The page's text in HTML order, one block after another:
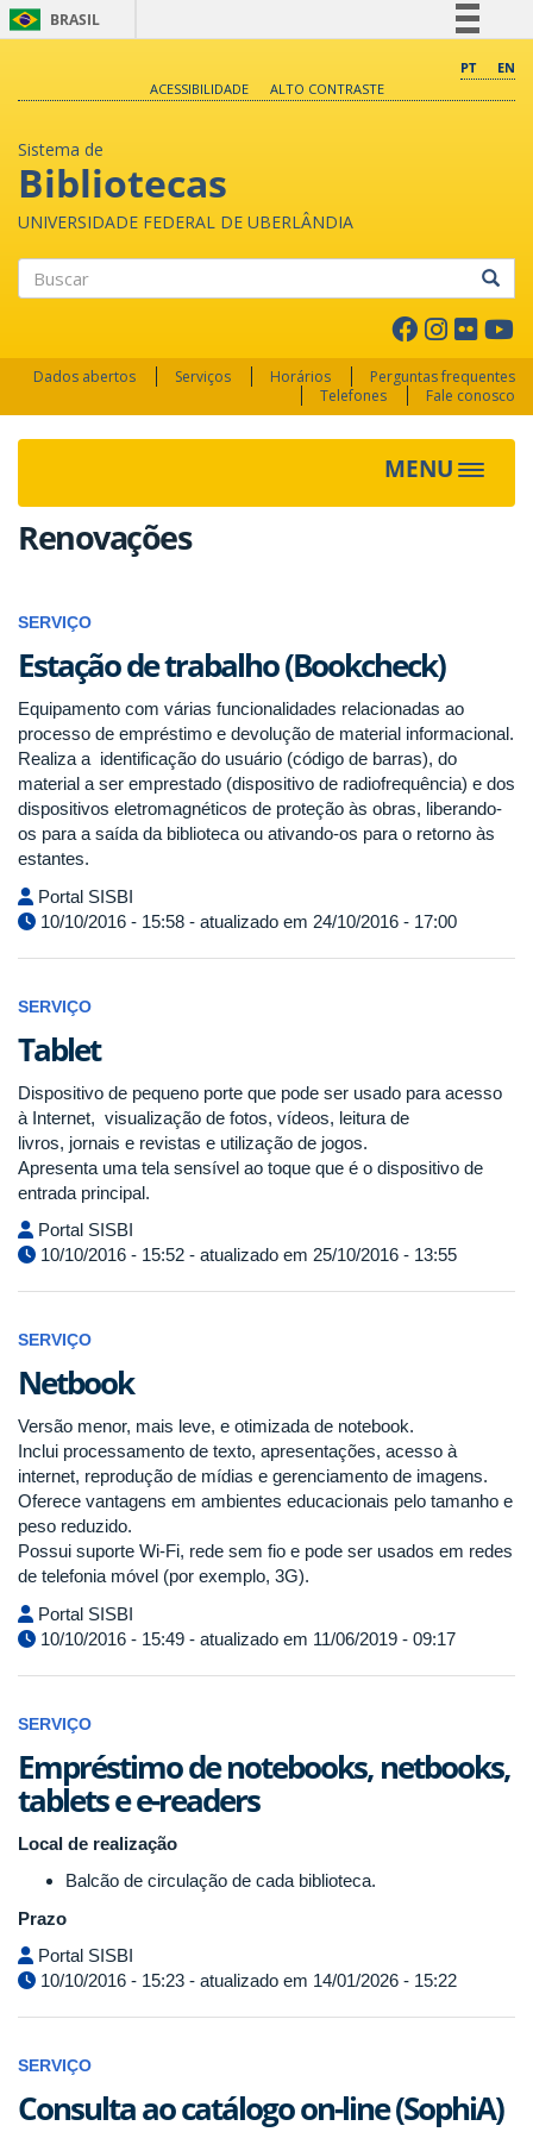
BRASIL
Comunica BR
PT
EN
ACESSIBILIDADE
ALTO CONTRASTE
Sistema de
Bibliotecas
UNIVERSIDADE FEDERAL DE UBERLÂNDIA
Dados abertos Serviços Horários
Perguntas frequentes
Telefones
Fale conosco
MENU Toggle
Renovações
SERVIÇO
Estação de trabalho (Bookcheck)
Equipamento com várias funcionalidades relacionadas ao
processo de empréstimo e devolução de material informacional.
Realiza a identificação do usuário (código de barras), do
material a ser emprestado (dispositivo de radiofrequência) e dos
dispositivos eletromagnéticos de proteção às obras, liberando-
os para a saída da biblioteca ou ativando-os para o retorno às
estantes.
Portal SISBI
10/10/2016 - 15:58 - atualizado em 24/10/2016 - 17:00
SERVIÇO
Tablet
Dispositivo de pequeno porte que pode ser usado para acesso
à Internet, visualização de fotos, vídeos, leitura de
livros, jornais e revistas e utilização de jogos.
Apresenta uma tela sensível ao toque que é o dispositivo de
entrada principal.
Portal SISBI
10/10/2016 - 15:52 - atualizado em 25/10/2016 - 13:55
SERVIÇO
Netbook
Versão menor, mais leve, e otimizada de notebook.
Inclui processamento de texto, apresentações, acesso à
internet, reprodução de mídias e gerenciamento de imagens.
Oferece vantagens em ambientes educacionais pelo tamanho e
peso reduzido.
Possui suporte Wi-Fi, rede sem fio e pode ser usados em redes
de telefonia móvel (por exemplo, 3G).
Portal SISBI
10/10/2016 - 15:49 - atualizado em 11/06/2019 - 09:17
SERVIÇO
Empréstimo de notebooks, netbooks,
tablets e e-readers
Local de realização
Balcão de circulação de cada biblioteca.
Prazo
Portal SISBI
10/10/2016 - 15:23 - atualizado em 14/01/2026 - 15:22
SERVIÇO
Consulta ao catálogo on-line (SophiA)